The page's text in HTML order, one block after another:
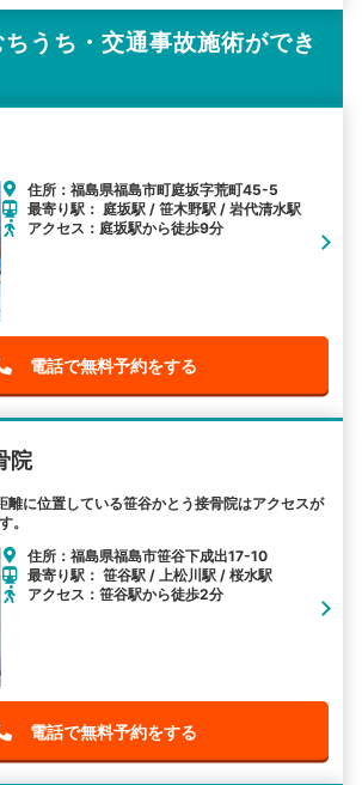
うち・交通事故施術ができ
住所：福島県福島市町庭坂字荒町45-5
最寄り駅： 庭坂駅 / 笹木野駅 / 岩代清水駅
アクセス：庭坂駅から徒歩9分
電話で無料予約をする
院
離に位置している笹谷かとう接骨院はアクセスが
。
住所：福島県福島市笹谷下成出17-10
最寄り駅： 笹谷駅 / 上松川駅 / 桜水駅
アクセス：笹谷駅から徒歩2分
電話で無料予約をする